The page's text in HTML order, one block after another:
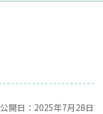
公開日：2025年7月28日